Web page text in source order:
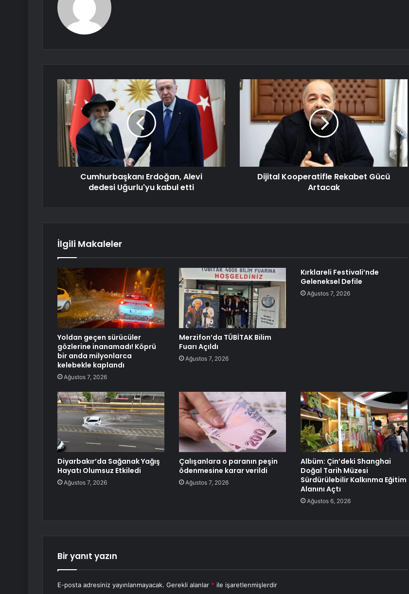
Cumhurbaşkanı Erdoğan, Alevi
dedesi Uğurlu'yu kabul etti
Dijital Kooperatifle Rekabet Gücü
Artacak
İlgili Makaleler
Yoldan geçen sürücüler
gözlerine inanamadı! Köprü
bir anda milyonlarca
kelebekle kaplandı
Ağustos 7, 2026
Merzifon’da TÜBİTAK Bilim
Fuarı Açıldı
Ağustos 7, 2026
Kırklareli Festivali’nde
Geleneksel Defile
Ağustos 7, 2026
Diyarbakır’da Sağanak Yağış
Hayatı Olumsuz Etkiledi
Ağustos 7, 2026
Çalışanlara o paranın peşin
ödenmesine karar verildi
Ağustos 7, 2026
Albüm: Çin’deki Shanghai
Doğal Tarih Müzesi
Sürdürülebilir Kalkınma Eğitim
Alanını Açtı
Ağustos 6, 2026
Bir yanıt yazın
E-posta adresiniz yayınlanmayacak. Gerekli alanlar * ile işaretlenmişlerdir